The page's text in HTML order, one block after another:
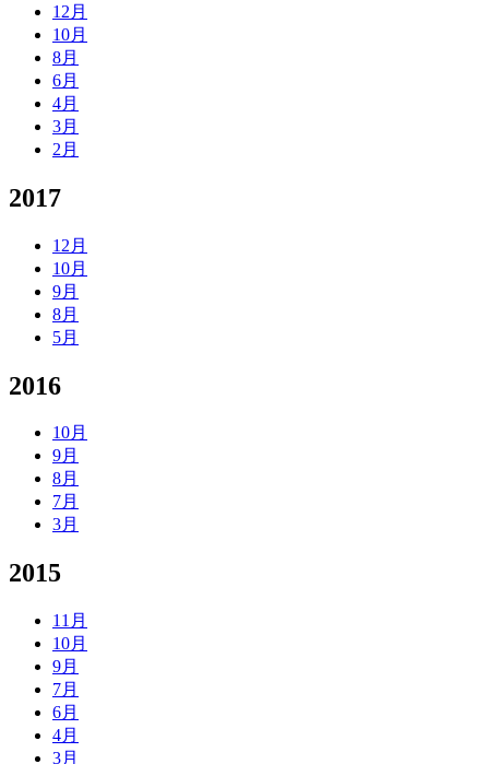
12月
10月
8月
6月
4月
3月
2月
2017
12月
10月
9月
8月
5月
2016
10月
9月
8月
7月
3月
2015
11月
10月
9月
7月
6月
4月
3月